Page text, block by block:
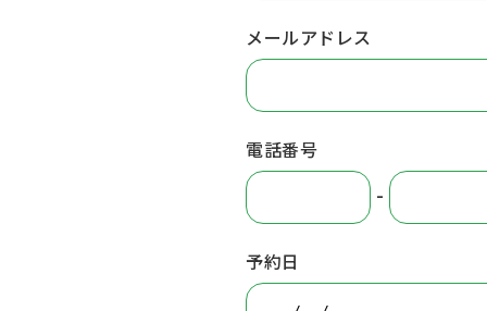
メールアドレス
電話番号
-
予約日